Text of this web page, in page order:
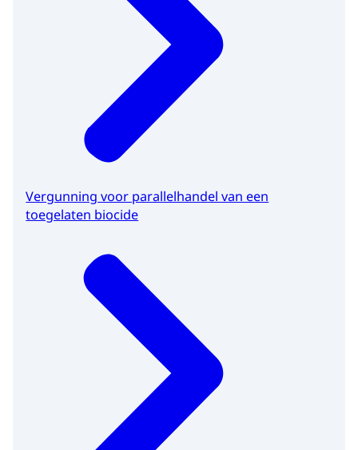
Vergunning voor parallelhandel van een
toegelaten biocide